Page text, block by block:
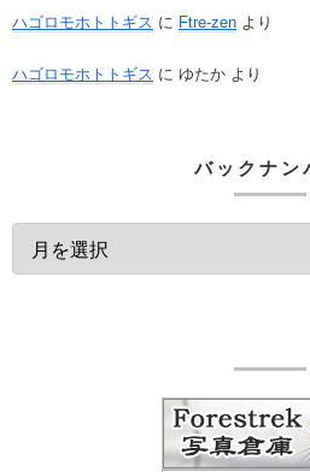
ハゴロモホトトギス に Ftre-zen より
ハゴロモホトトギス に ゆたか より
バックナン